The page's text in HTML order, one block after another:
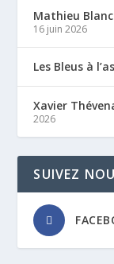
Mathieu
16 juin 2026
Les Bleus à
Xavier
2026
SUIVEZ